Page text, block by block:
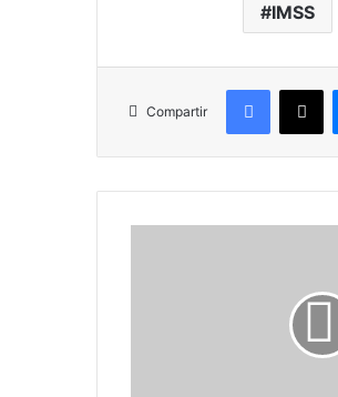
IMSS
Compartir
Facebook
X